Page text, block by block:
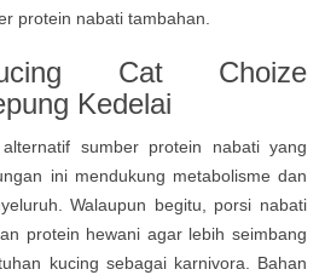
protein nabati tambahan.
Cat Choize
Kedelai
sumber protein nabati yang
ini mendukung metabolisme dan
Walaupun begitu, porsi nabati
protein hewani agar lebih seimbang
kucing sebagai karnivora. Bahan